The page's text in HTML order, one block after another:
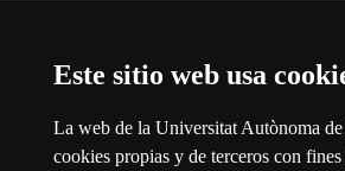
Este sitio web usa
La web de la Universitat Autònoma
cookies propias y de terceros con
Sobre el web
Universitat Autònoma de Barcelona